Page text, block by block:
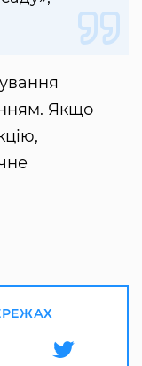
Якщо